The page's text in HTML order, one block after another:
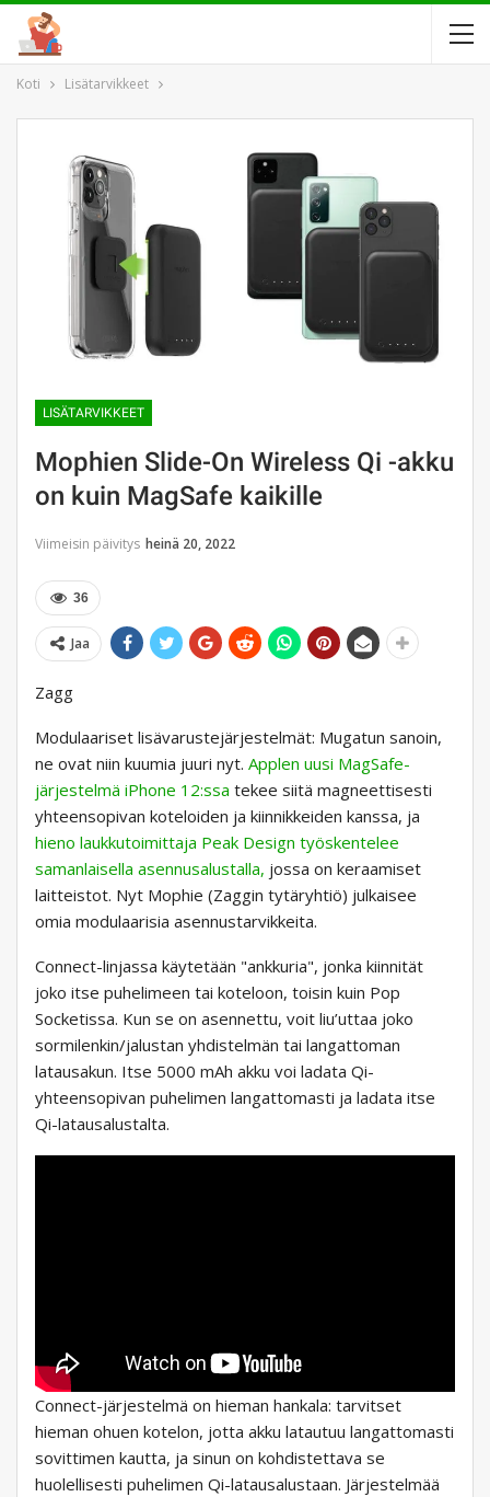
Koti Lisätarvikkeet
LISÄTARVIKKEET
Mophien Slide-On Wireless Qi -akku
on kuin MagSafe kaikille
Viimeisin päivitys heinä 20, 2022
36
Jaa
Zagg
Modulaariset lisävarustejärjestelmät: Mugatun sanoin,
ne ovat niin kuumia juuri nyt. Applen uusi MagSafe-
järjestelmä iPhone 12:ssa tekee siitä magneettisesti
yhteensopivan koteloiden ja kiinnikkeiden kanssa, ja
hieno laukkutoimittaja Peak Design työskentelee
samanlaisella asennusalustalla, jossa on keraamiset
laitteistot. Nyt Mophie (Zaggin tytäryhtiö) julkaisee
omia modulaarisia asennustarvikkeita.
Connect-linjassa käytetään "ankkuria", jonka kiinnität
joko itse puhelimeen tai koteloon, toisin kuin Pop
Socketissa. Kun se on asennettu, voit liu’uttaa joko
sormilenkin/jalustan yhdistelmän tai langattoman
latausakun. Itse 5000 mAh akku voi ladata Qi-
yhteensopivan puhelimen langattomasti ja ladata itse
Qi-latausalustalta.
Connect-järjestelmä on hieman hankala: tarvitset
hieman ohuen kotelon, jotta akku latautuu langattomasti
sovittimen kautta, ja sinun on kohdistettava se
huolellisesti puhelimen Qi-latausalustaan. Järjestelmää